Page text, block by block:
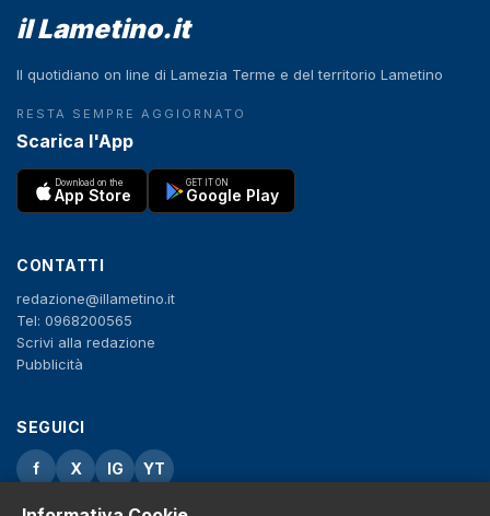
il Lametino.it
Il quotidiano on line di Lamezia Terme e del territorio Lametino
RESTA SEMPRE AGGIORNATO
Scarica l'App
Download on the
App Store
GET IT ON
Google Play
CONTATTI
redazione@illametino.it
Tel: 0968200565
Scrivi alla redazione
Pubblicità
SEGUICI
f X IG YT